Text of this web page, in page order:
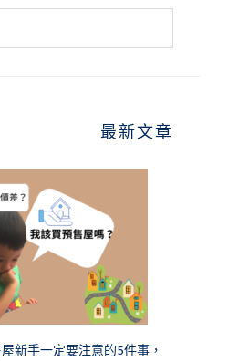
最新文章
新手一定要注意的5件事，